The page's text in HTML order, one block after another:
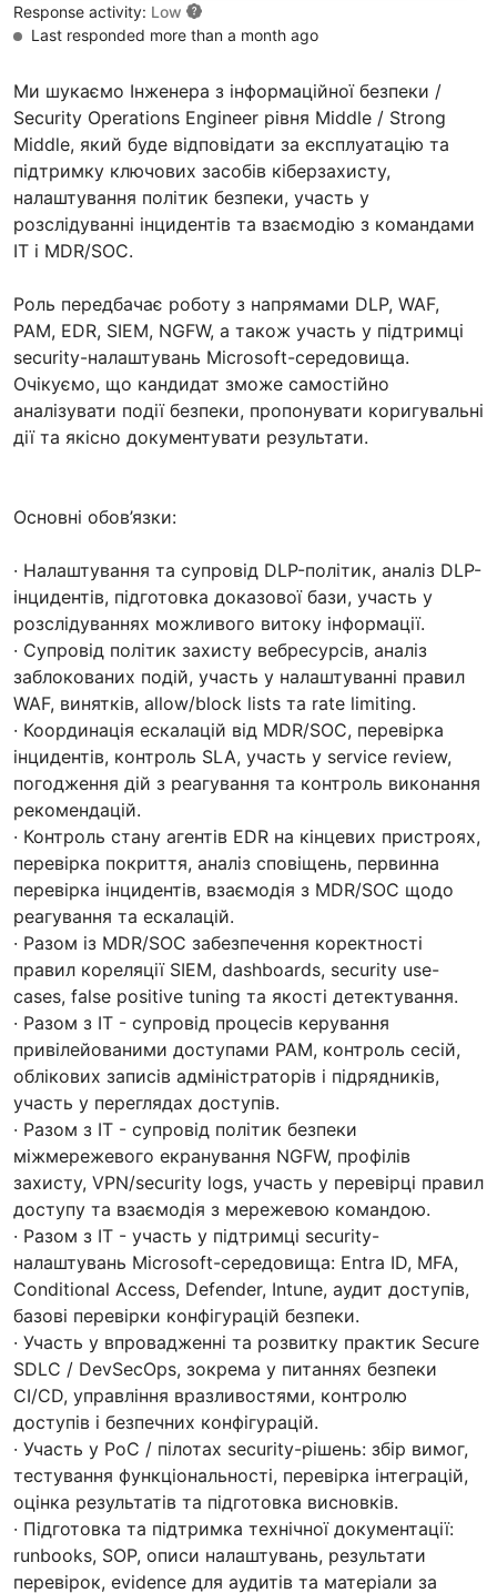
Ми шукаємо Інженера з інформаційної безпеки /
Security Operations Engineer рівня Middle / Strong
Middle, який буде відповідати за експлуатацію та
підтримку ключових засобів кіберзахисту,
налаштування політик безпеки, участь у
розслідуванні інцидентів та взаємодію з командами
ІТ і MDR/SOC.
Роль передбачає роботу з напрямами DLP, WAF,
PAM, EDR, SIEM, NGFW, а також участь у підтримці
security-налаштувань Microsoft-середовища.
Очікуємо, що кандидат зможе самостійно
аналізувати події безпеки, пропонувати коригувальні
дії та якісно документувати результати.
Основні обов’язки:
· Налаштування та супровід DLP-політик, аналіз DLP-
інцидентів, підготовка доказової бази, участь у
розслідуваннях можливого витоку інформації.
· Супровід політик захисту вебресурсів, аналіз
заблокованих подій, участь у налаштуванні правил
WAF, винятків, allow/block lists та rate limiting.
· Координація ескалацій від MDR/SOC, перевірка
інцидентів, контроль SLA, участь у service review,
погодження дій з реагування та контроль виконання
рекомендацій.
· Контроль стану агентів EDR на кінцевих пристроях,
перевірка покриття, аналіз сповіщень, первинна
перевірка інцидентів, взаємодія з MDR/SOC щодо
реагування та ескалацій.
· Разом із MDR/SOC забезпечення коректності
правил кореляції SIEM, dashboards, security use-
cases, false positive tuning та якості детектування.
· Разом з ІТ - супровід процесів керування
привілейованими доступами PAM, контроль сесій,
облікових записів адміністраторів і підрядників,
участь у переглядах доступів.
· Разом з ІТ - супровід політик безпеки
міжмережевого екранування NGFW, профілів
захисту, VPN/security logs, участь у перевірці правил
доступу та взаємодія з мережевою командою.
· Разом з ІТ - участь у підтримці security-
налаштувань Microsoft-середовища: Entra ID, MFA,
Conditional Access, Defender, Intune, аудит доступів,
базові перевірки конфігурацій безпеки.
· Участь у впровадженні та розвитку практик Secure
SDLC / DevSecOps, зокрема у питаннях безпеки
CI/CD, управління вразливостями, контролю
доступів і безпечних конфігурацій.
· Участь у PoC / пілотах security-рішень: збір вимог,
тестування функціональності, перевірка інтеграцій,
оцінка результатів та підготовка висновків.
· Підготовка та підтримка технічної документації:
runbooks, SOP, описи налаштувань, результати
перевірок, evidence для аудитів та матеріали за
Response activity: Low
Last responded more than a month ago